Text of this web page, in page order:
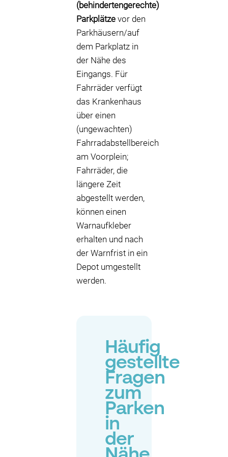
(behindertengerechte)
Parkplätze vor den
Parkhäusern/auf
dem Parkplatz in
der Nähe des
Eingangs. Für
Fahrräder verfügt
das Krankenhaus
über einen
(ungewachten)
Fahrradabstellbereich
am Voorplein;
Fahrräder, die
längere Zeit
abgestellt werden,
können einen
Warnaufkleber
erhalten und nach
der Warnfrist in ein
Depot umgestellt
werden.
Häufig
gestellte
Fragen
zum
Parken
in
der